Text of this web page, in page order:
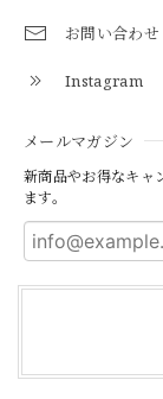
お問い合わせ
Instagram
メールマガジン
新商品やお得なキャ
ます。